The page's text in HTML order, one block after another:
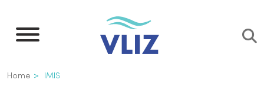
naar
inhoud
Kruimelpad
Home IMIS